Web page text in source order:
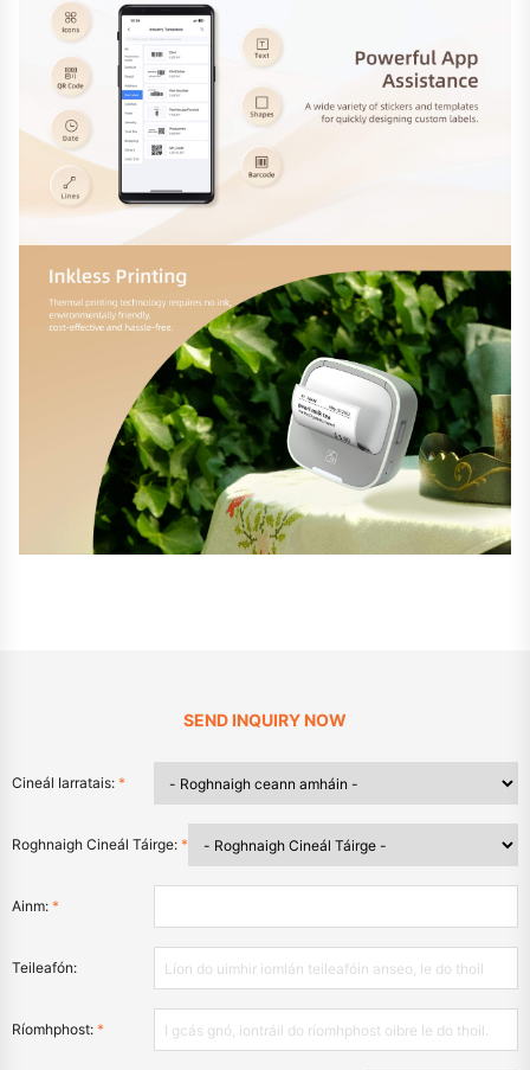
SEND INQUIRY NOW
Cineál Iarratais: *
Roghnaigh Cineál Táirge: *
Ainm: *
Teileafón:
Ríomhphost: *